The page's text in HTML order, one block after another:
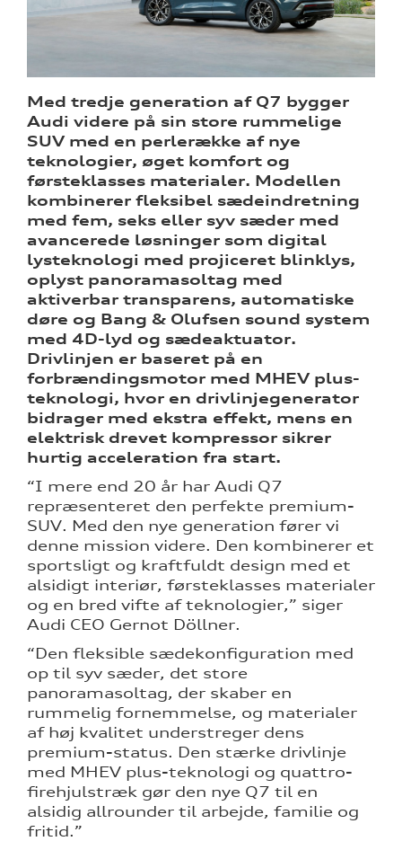
Med tredje generation af Q7 bygger
Audi videre på sin store rummelige
SUV med en perlerække af nye
teknologier, øget komfort og
førsteklasses materialer. Modellen
kombinerer fleksibel sædeindretning
med fem, seks eller syv sæder med
avancerede løsninger som digital
lysteknologi med projiceret blinklys,
oplyst panoramasoltag med
aktiverbar transparens, automatiske
døre og Bang & Olufsen sound system
med 4D-lyd og sædeaktuator.
Drivlinjen er baseret på en
forbrændingsmotor med MHEV plus-
teknologi, hvor en drivlinjegenerator
bidrager med ekstra effekt, mens en
elektrisk drevet kompressor sikrer
hurtig acceleration fra start.
“I mere end 20 år har Audi Q7
repræsenteret den perfekte premium-
SUV. Med den nye generation fører vi
denne mission videre. Den kombinerer et
sportsligt og kraftfuldt design med et
alsidigt interiør, førsteklasses materialer
og en bred vifte af teknologier,” siger
Audi CEO Gernot Döllner.
“Den fleksible sædekonfiguration med
op til syv sæder, det store
panoramasoltag, der skaber en
rummelig fornemmelse, og materialer
af høj kvalitet understreger dens
premium-status. Den stærke drivlinje
med MHEV plus-teknologi og quattro-
firehjulstræk gør den nye Q7 til en
alsidig allrounder til arbejde, familie og
fritid.”